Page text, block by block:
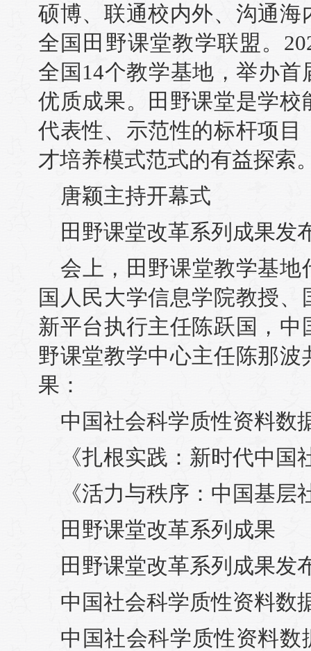
硕博、联通校内外、沟通
全国田野课堂教学联盟。
全国14个教学基地，举办
优质成果。田野课堂是学
代表性、示范性的标杆项
才培养模式范式的有益探索
唐颖主持开幕式
田野课堂改革系列成果发
会上，田野课堂教学基
国人民大学信息学院教授
新平台执行主任陈跃国，
野课堂教学中心主任陈那
果：
中国社会科学质性资料数
《扎根实践：新时代中国
《活力与秩序：中国基
田野课堂改革系列成果
田野课堂改革系列成果发
中国社会科学质性资料数
中国社会科学质性资料